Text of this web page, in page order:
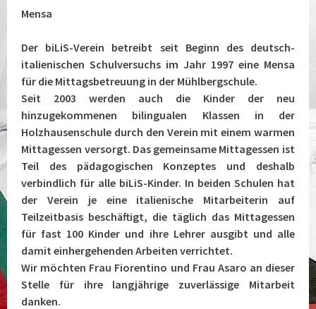
Mensa
Der biLiS-Verein betreibt seit Beginn des deutsch-
italienischen Schulversuchs im Jahr 1997 eine Mensa
für die Mittagsbetreuung in der Mühlbergschule.
Seit 2003 werden auch die Kinder der neu
hinzugekommenen bilingualen Klassen in der
Holzhausenschule durch den Verein mit einem warmen
Mittagessen versorgt. Das gemeinsame Mittagessen ist
Teil des pädagogischen Konzeptes und deshalb
verbindlich für alle biLiS-Kinder. In beiden Schulen hat
der Verein je eine italienische Mitarbeiterin auf
Teilzeitbasis beschäftigt, die täglich das Mittagessen
für fast 100 Kinder und ihre Lehrer ausgibt und alle
damit einhergehenden Arbeiten verrichtet.
Wir möchten Frau Fiorentino und Frau Asaro an dieser
Stelle für ihre langjährige zuverlässige Mitarbeit
danken.